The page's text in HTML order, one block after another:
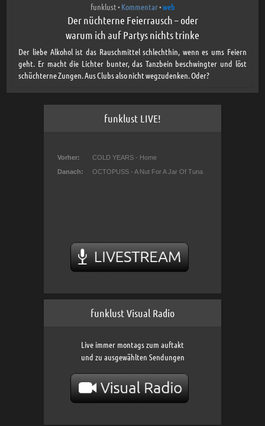
funklust• Kommentar•web
Der nüchterne Feierrausch – oder
warum ich auf Partys nichts trinke
Der liebe Alkohol ist das Rauschmittel schlechthin, wenn es ums Feiern
geht. Er macht die Lichter bunter, das Tanzbein beschwingter und löst
schüchterne Zungen. Aus Clubs also nicht wegzudenken. Oder?
funklust LIVE!
funklust Visual Radio
Live immer montags zum auftakt
und zu ausgewählten Sendungen